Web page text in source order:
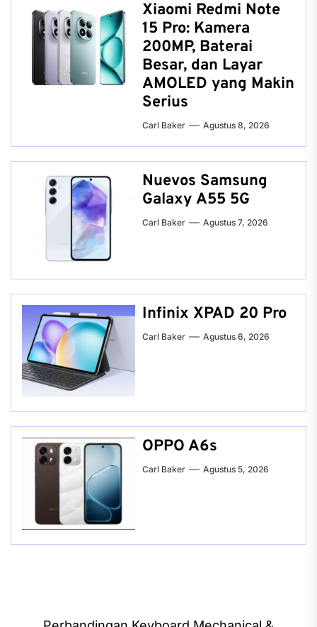
Xiaomi Redmi Note
15 Pro: Kamera
200MP, Baterai
Besar, dan Layar
AMOLED yang Makin
Serius
Carl Baker Agustus 8, 2026
Nuevos Samsung
Galaxy A55 5G
Carl Baker Agustus 7, 2026
Infinix XPAD 20 Pro
Carl Baker Agustus 6, 2026
OPPO A6s
Carl Baker Agustus 5, 2026